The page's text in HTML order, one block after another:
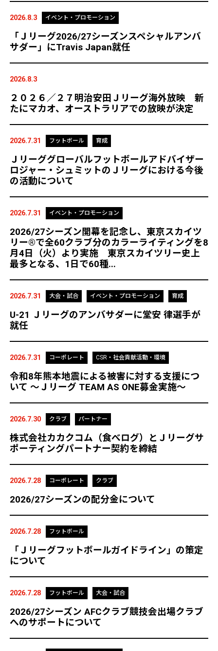
2026.8.3 イベント・プロモーション
「Ｊリーグ2026/27シーズンスペシャルアンバ
サダー」にTravis Japan就任
2026.8.3
２０２６／２７明治安田Ｊリーグ海外放映 新
たにマカオ、オーストラリアでの放映が決定
2026.7.31 フットボール 育成
Ｊリーググローバルフットボールアドバイザー
ロジャー・シュミットのＪリーグにおける今後
の活動について
2026.7.31 イベント・プロモーション
2026/27シーズン開幕を記念し、東京スカイツ
リー®で全60クラブ分のカラーライティングを8
月4日（火）より実施 東京スカイツリー史上
最多となる、1日で60種...
2026.7.31 大会・試合 イベント・プロモーション 育成
U-21 Ｊリーグのアンバサダーに堂安 律選手が
就任
2026.7.31 コーポレート CSR・社会貢献活動・環境
令和8年熊本地震による被害に対する支援につ
いて ～Ｊリーグ TEAM AS ONE募金実施～
2026.7.30 クラブ パートナー
株式会社カカクコム（食べログ）とＪリーグサ
ポーティングパートナー契約を締結
2026.7.28 コーポレート クラブ
2026/27シーズンの配分金について
2026.7.28 フットボール
「Ｊリーグフットボールガイドライン」の策定
について
2026.7.28 フットボール 大会・試合
2026/27シーズン AFCクラブ競技会出場クラブ
へのサポートについて